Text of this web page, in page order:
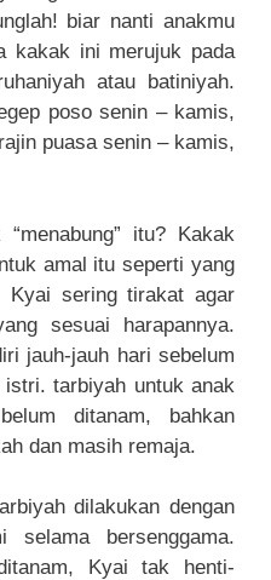
biar nanti anakmu
kakak ini merujuk pada
atau batiniyah.
poso senin – kamis,
puasa senin – kamis,
itu? Kakak
amal itu seperti yang
Kyai sering tirakat agar
sesuai harapannya.
jauh-jauh hari sebelum
tarbiyah untuk anak
ditanam, bahkan
dan masih remaja.
dilakukan dengan
selama bersenggama.
Kyai tak henti-